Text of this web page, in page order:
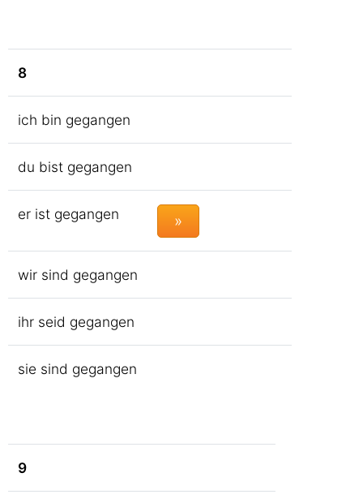
8
ich bin gegangen
du bist gegangen
er ist gegangen »
wir sind gegangen
ihr seid gegangen
sie sind gegangen
9